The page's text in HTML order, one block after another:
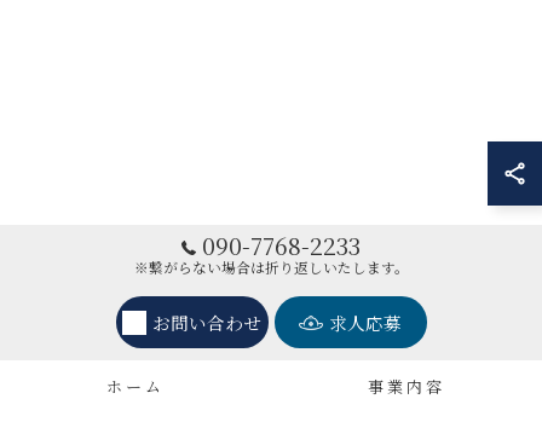
090-7768-2233
※繋がらない場合は折り返しいたします。
お問い合わせ 求人応募
ホーム 事業内容